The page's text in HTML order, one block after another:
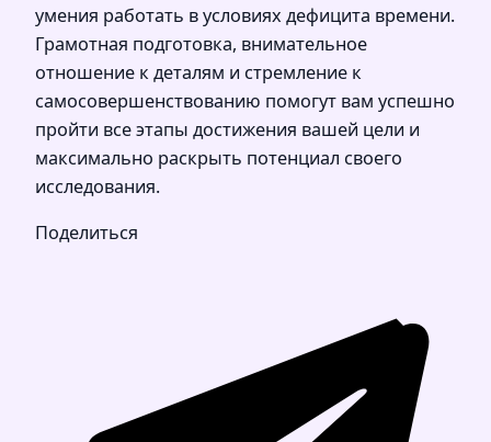
умения работать в условиях дефицита времени.
Грамотная подготовка, внимательное
отношение к деталям и стремление к
самосовершенствованию помогут вам успешно
пройти все этапы достижения вашей цели и
максимально раскрыть потенциал своего
исследования.
Поделиться